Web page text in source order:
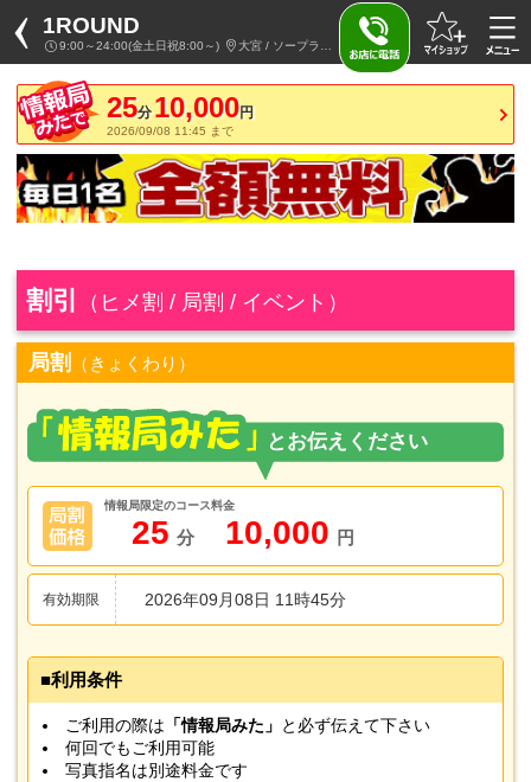
1ROUND
9:00～24:00(金土日祝8:00～) 大宮 / ソープランド
25分 10,000円
2026/09/08 11:45 まで
割引 （ヒメ割 / 局割 / イベント）
局割 （きょくわり）
情報局限定のコース料金
25 分 10,000 円
有効期限 2026年09月08日 11時45分
利用条件
ご利用の際は 「情報局みた」 と必ず伝えて下さい
何回でもご利用可能
写真指名は別途料金です